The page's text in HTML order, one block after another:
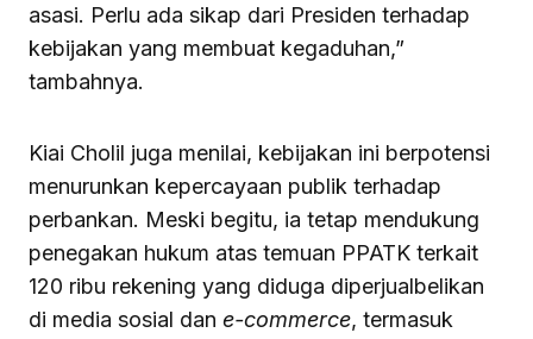
asasi. Perlu ada sikap dari Presiden terhadap
kebijakan yang membuat kegaduhan,”
tambahnya.
Kiai Cholil juga menilai, kebijakan ini berpotensi
menurunkan kepercayaan publik terhadap
perbankan. Meski begitu, ia tetap mendukung
penegakan hukum atas temuan PPATK terkait
120 ribu rekening yang diduga diperjualbelikan
di media sosial dan e-commerce, termasuk